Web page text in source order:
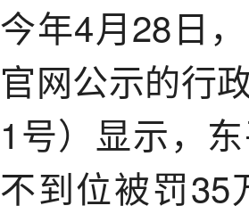
今年4月28日
官网公示的行
1号）显示，
不到位被罚35